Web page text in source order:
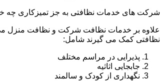
شرکت های خدمات نظافتی به جز تمیزکاری چه
علاوه بر خدمات نظافت شرکت و نظافت منزل
نظافتی کمک می گیرند شامل:
پذیرایی در مراسم مختلف
جابجایی اثاثیه
نگهداری از کودک و سالمند